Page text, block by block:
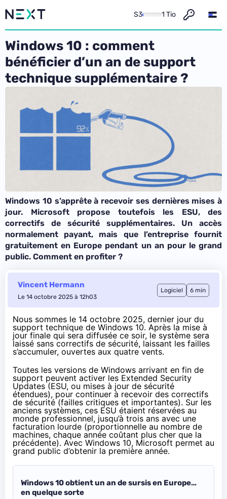
S3 1 Tio
Windows 10 : comment
bénéficier d’un an de support
technique supplémentaire ?
Windows 10 s’apprête à recevoir ses dernières mises à
jour. Microsoft propose toutefois les ESU, des
correctifs de sécurité supplémentaires. Un accès
normalement payant, mais que l’entreprise fournit
gratuitement en Europe pendant un an pour le grand
public. Comment en profiter ?
Vincent Hermann
Le 14 octobre 2025 à 12h03
Logiciel 6 min
Nous sommes le 14 octobre 2025, dernier jour du
support technique de Windows 10. Après la mise à
jour finale qui sera diffusée ce soir, le système sera
laissé sans correctifs de sécurité, laissant les failles
s’accumuler, ouvertes aux quatre vents.
Toutes les versions de Windows arrivant en fin de
support peuvent activer les Extended Security
Updates (ESU, ou mises à jour de sécurité
étendues), pour continuer à recevoir des correctifs
de sécurité (failles critiques et importantes). Sur les
anciens systèmes, ces ESU étaient réservées au
monde professionnel, jusqu’à trois ans avec une
facturation lourde (proportionnelle au nombre de
machines, chaque année coûtant plus cher que la
précédente). Avec Windows 10, Microsoft permet au
grand public d’obtenir la première année.
Windows 10 obtient un an de sursis en Europe…
en quelque sorte